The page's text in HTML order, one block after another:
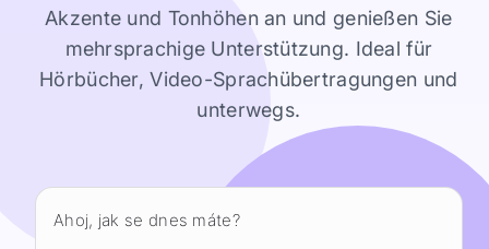
Akzente und Tonhöhen an und genießen Sie
mehrsprachige Unterstützung. Ideal für
Hörbücher, Video-Sprachübertragungen und
unterwegs.